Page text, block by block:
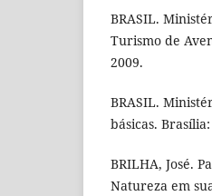
BRASIL.
Turismo de
2009.
BRASIL.
básicas.
BRILHA, José.
Natureza em